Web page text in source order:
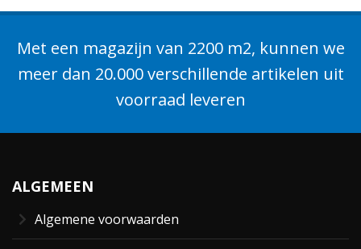
Vacatures
Met een magazijn van 2200 m2, kunnen we
meer dan 20.000 verschillende artikelen uit
voorraad leveren
ALGEMEEN
Algemene voorwaarden